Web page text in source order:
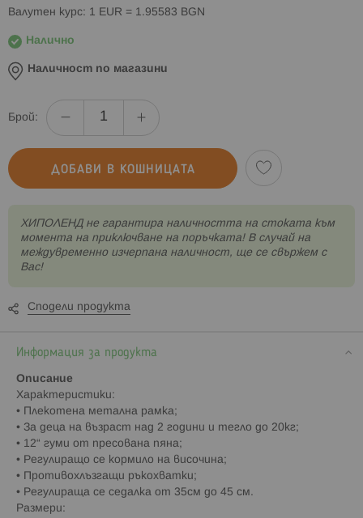
Валутен курс: 1 EUR = 1.95583 BGN
Налично
Наличност по магазини
Брой:
ДОБАВИ В КОШНИЦАТА
XИПОЛЕНД не гарантира наличността на стоката към
момента на приключване на поръчката! В случай на
междувременно изчерпана наличност, ще се свържем с
Вас!
Сподели продукта
Информация за продукта
Описание
Характеристики:
• Плекотена метална рамка;
• За деца на възраст над 2 години и тегло до 20кг;
• 12“ гуми от пресована пяна;
• Регулиращо се кормило на височина;
• Противохлъзгащи ръкохватки;
• Регулираща се седалка от 35см до 45 см.
Размери: